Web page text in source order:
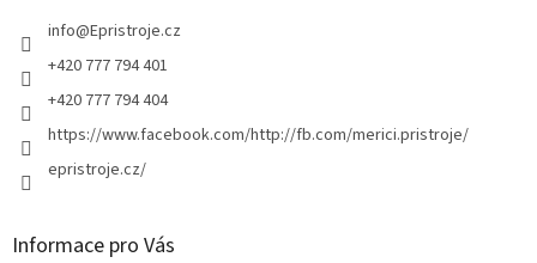
y
v
info@Epristroje.cz
+420 777 794 401
+420 777 794 404
https://www.facebook.com/http://fb.com/merici.pristroje/
epristroje.cz/
Informace pro Vás